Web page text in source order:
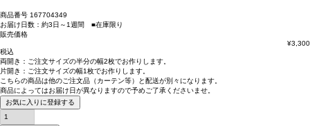
商品番号 167704349
お届け日数：約3日～1週間 ■在庫限り
販売価格
¥3,300
税込
両開き： ご注文サイズの半分の幅2枚でお作りします。
片開き： ご注文サイズの幅1枚でお作りします。
こちらの商品は他のご注文品（カーテン等）と配送が別々 になります。
商品によってはお届け日が異なりますので予めご了承くださいませ。
お気に入りに登録する